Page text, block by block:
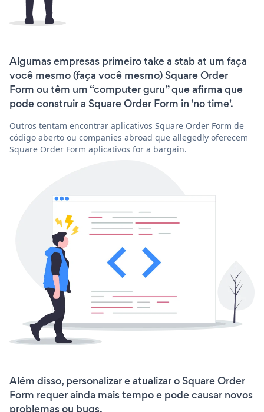
Algumas empresas primeiro take a stab at um faça
você mesmo (faça você mesmo) Square Order
Form ou têm um “computer guru” que afirma que
pode construir a Square Order Form in 'no time'.
Outros tentam encontrar aplicativos Square Order Form de
código aberto ou companies abroad que allegedly oferecem
Square Order Form aplicativos for a bargain.
Além disso, personalizar e atualizar o Square Order
Form requer ainda mais tempo e pode causar novos